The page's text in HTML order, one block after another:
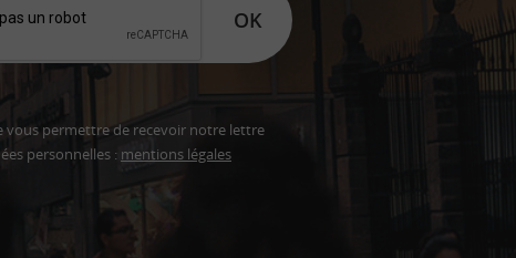
OK
vous permettre de recevoir notre lettre
personnelles : mentions légales